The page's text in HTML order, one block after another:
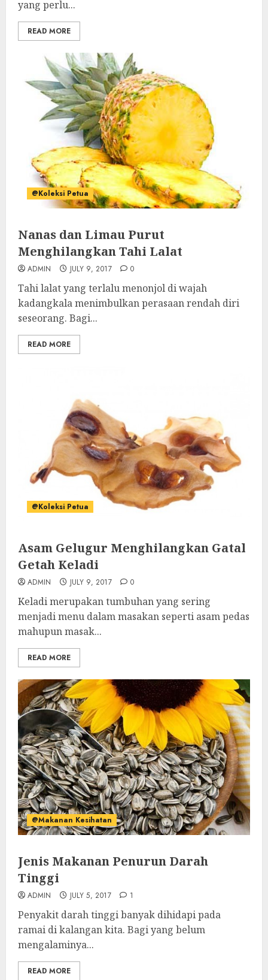
yang perlu...
READ MORE
@Koleksi Petua
Nanas dan Limau Purut
Menghilangkan Tahi Lalat
ADMIN JULY 9, 2017 0
Tahi lalat yang terlalu menonjol di wajah
kadangkala menimbulkan perasaan rendah diri
seseorang. Bagi...
READ MORE
@Koleksi Petua
Asam Gelugur Menghilangkan Gatal
Getah Keladi
ADMIN JULY 9, 2017 0
Keladi merupakan tumbuhan yang sering
menjadi menu dalam masakan se­perti asam pedas
mahupun masak...
READ MORE
@Makanan Kesihatan
Jenis Makanan Penurun Darah
Tinggi
ADMIN JULY 5, 2017 1
Penyakit darah tinggi banyak dihidapi pada
ramai di kalangan kita. Bagi yang belum
mengalaminya...
READ MORE